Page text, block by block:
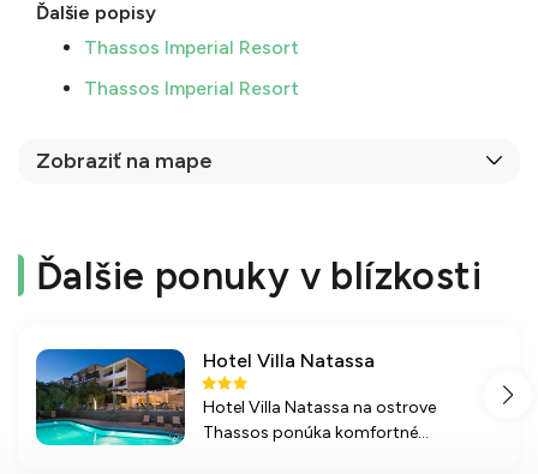
Ďalšie popisy
Thassos Imperial Resort
Thassos Imperial Resort
Zobraziť na mape
Ďalšie ponuky v blízkosti
Hotel Villa Natassa
Hotel Villa Natassa na ostrove
Thassos ponúka komfortné